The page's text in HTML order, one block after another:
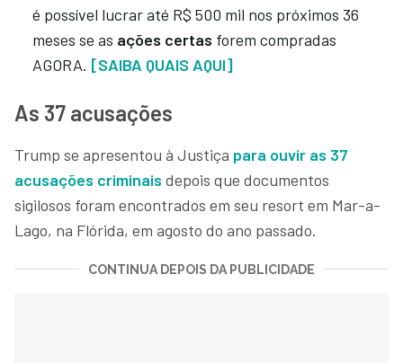
é possível lucrar até R$ 500 mil nos próximos 36
meses se as ações certas forem compradas
AGORA. [SAIBA QUAIS AQUI]
As 37 acusações
Trump se apresentou à Justiça para ouvir as 37
acusações criminais depois que documentos
sigilosos foram encontrados em seu resort em Mar-a-
Lago, na Flórida, em agosto do ano passado.
CONTINUA DEPOIS DA PUBLICIDADE